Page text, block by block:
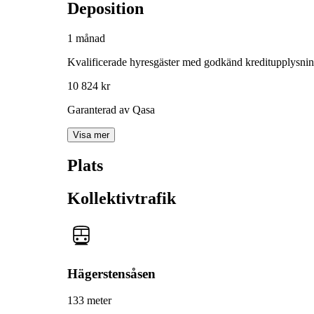
Deposition
1 månad
Kvalificerade hyresgäster med godkänd
10 824 kr
Garanterad av Qasa
Visa mer
Plats
Kollektivtrafik
Hägerstensåsen
133 meter